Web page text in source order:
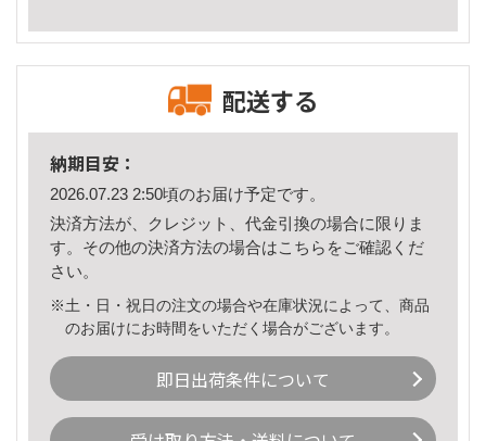
配送する
納期目安：
2026.07.23 2:50頃のお届け予定です。
決済方法が、クレジット、代金引換の場合に限りま
す。その他の決済方法の場合はこちら をご確認くだ
さい。
※土・日・祝日の注文の場合や在庫状況によって、商品
のお届けにお時間をいただく場合がございます。
即日出荷条件について